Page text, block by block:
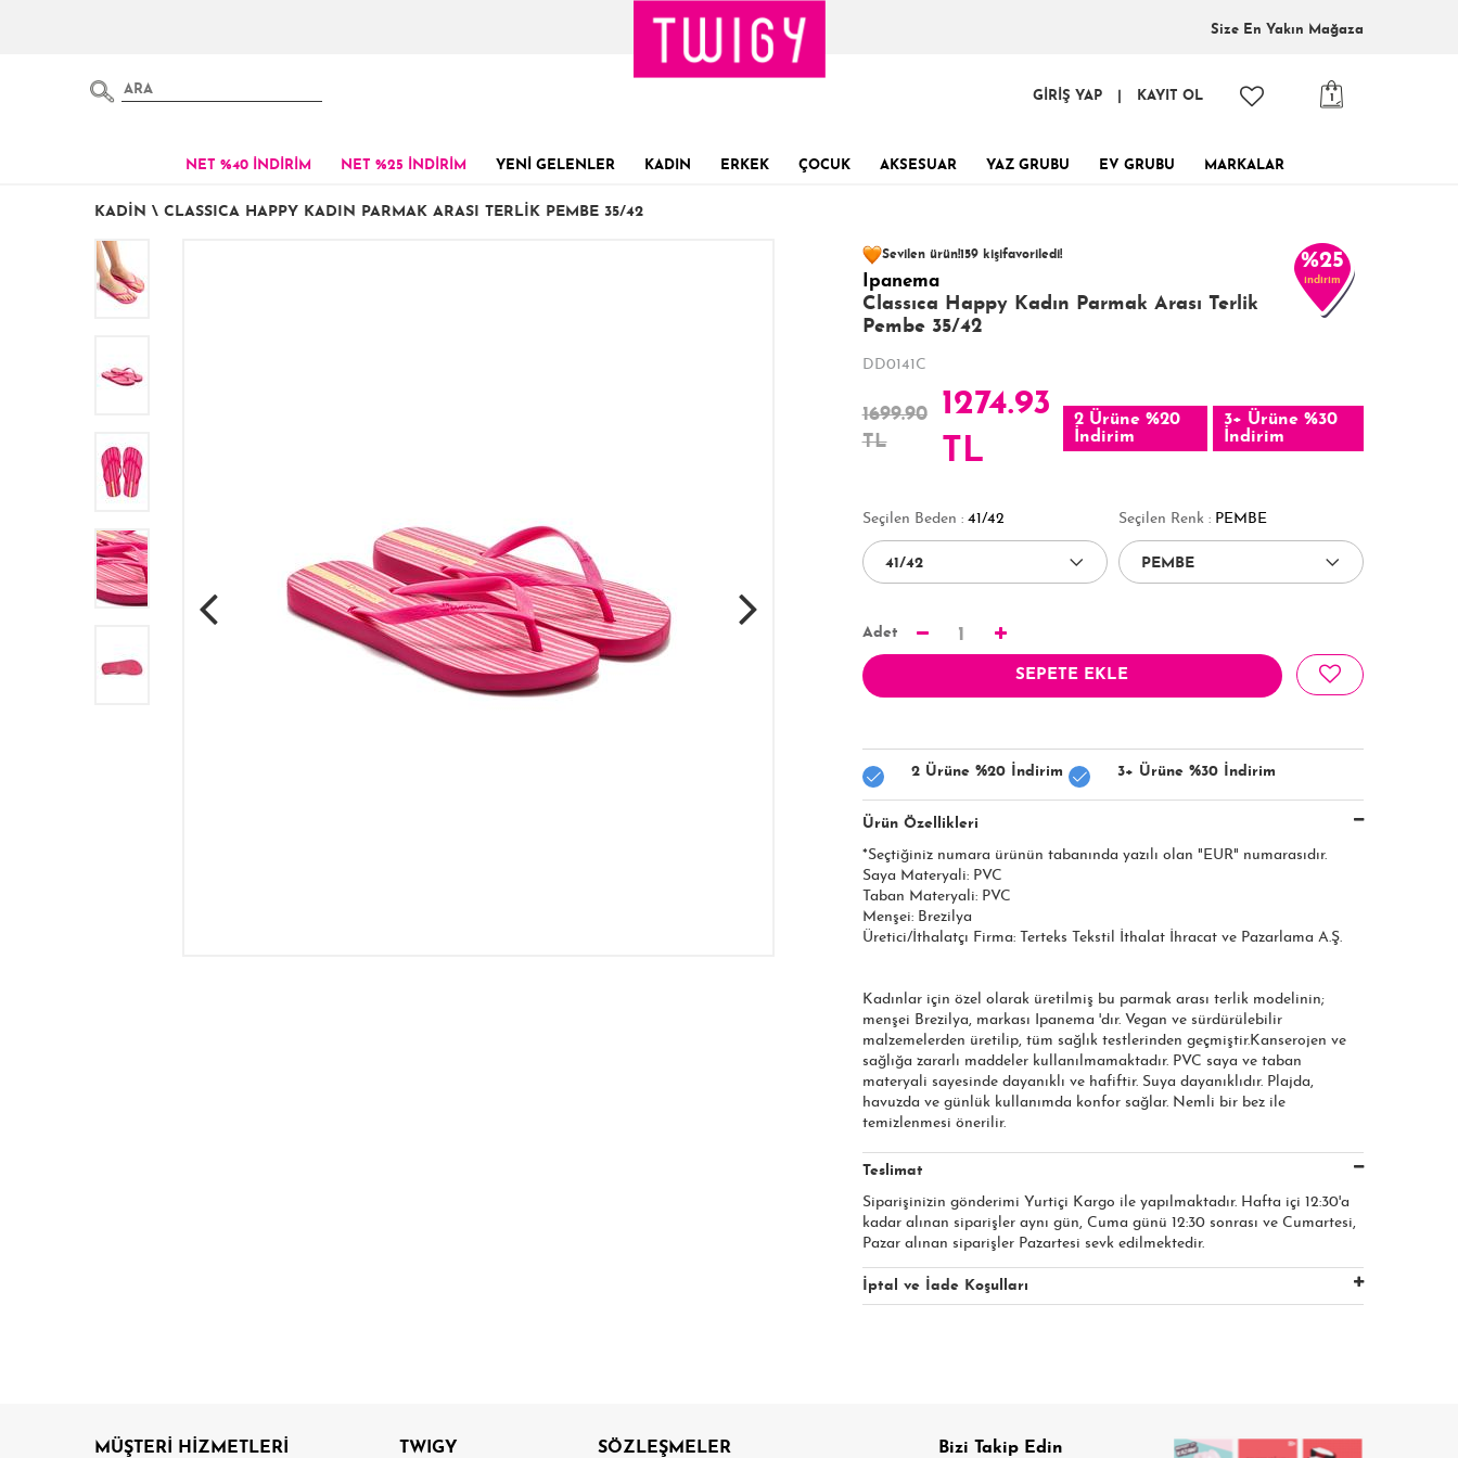
Size En Yakın Mağaza
1
GİRİŞ YAP KAYIT OL
NET %40 İNDİRİM NET %25 İNDİRİM YENİ GELENLER KADIN ERKEK ÇOCUK AKSESUAR YAZ GRUBU EV GRUBU MARKALAR
KADIN \ CLASSICA HAPPY KADIN PARMAK ARASI TERLIK PEMBE 35/42
Sevilen ürün!159 kişifavoriledi!
Son 1 Günde
Son 24 Saatte
Ipanema
Classıca Happy Kadın Parmak Arası Terlik
Pembe 35/42
%25
indirim
DD0141C
1699.90
TL
1274.93
TL
2 Ürüne %20
İndirim
3+ Ürüne %30
İndirim
Seçilen Beden : 41/42 Seçilen Renk : PEMBE
Adet 1
SEPETE EKLE
2 Ürüne %20 İndirim 3+ Ürüne %30 İndirim
Ürün Özellikleri
*Seçtiğiniz numara ürünün tabanında yazılı olan "EUR" numarasıdır.
Saya Materyali: PVC
Taban Materyali: PVC
Menşei: Brezilya
Üretici/İthalatçı Firma: Terteks Tekstil İthalat İhracat ve Pazarlama A.Ş.
Kadınlar için özel olarak üretilmiş bu parmak arası terlik modelinin;
menşei Brezilya, markası Ipanema 'dır. Vegan ve sürdürülebilir
malzemelerden üretilip, tüm sağlık testlerinden geçmiştir.Kanserojen ve
sağlığa zararlı maddeler kullanılmamaktadır. PVC saya ve taban
materyali sayesinde dayanıklı ve hafiftir. Suya dayanıklıdır. Plajda,
havuzda ve günlük kullanımda konfor sağlar. Nemli bir bez ile
temizlenmesi önerilir.
Teslimat
Siparişinizin gönderimi Yurtiçi Kargo ile yapılmaktadır. Hafta içi 12:30'a
kadar alınan siparişler aynı gün, Cuma günü 12:30 sonrası ve Cumartesi,
Pazar alınan siparişler Pazartesi sevk edilmektedir.
İptal ve İade Koşulları
MÜŞTERİ HİZMETLERİ TWIGY SÖZLEŞMELER Bizi Takip Edin